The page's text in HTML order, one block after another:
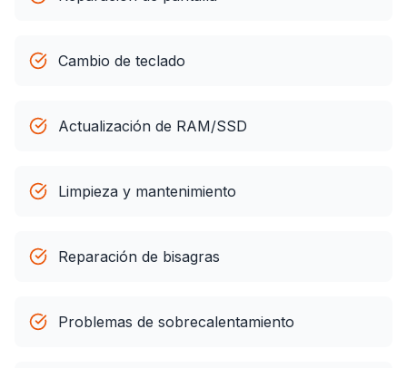
Cambio de teclado
Actualización de RAM/SSD
Limpieza y mantenimiento
Reparación de bisagras
Problemas de sobrecalentamiento